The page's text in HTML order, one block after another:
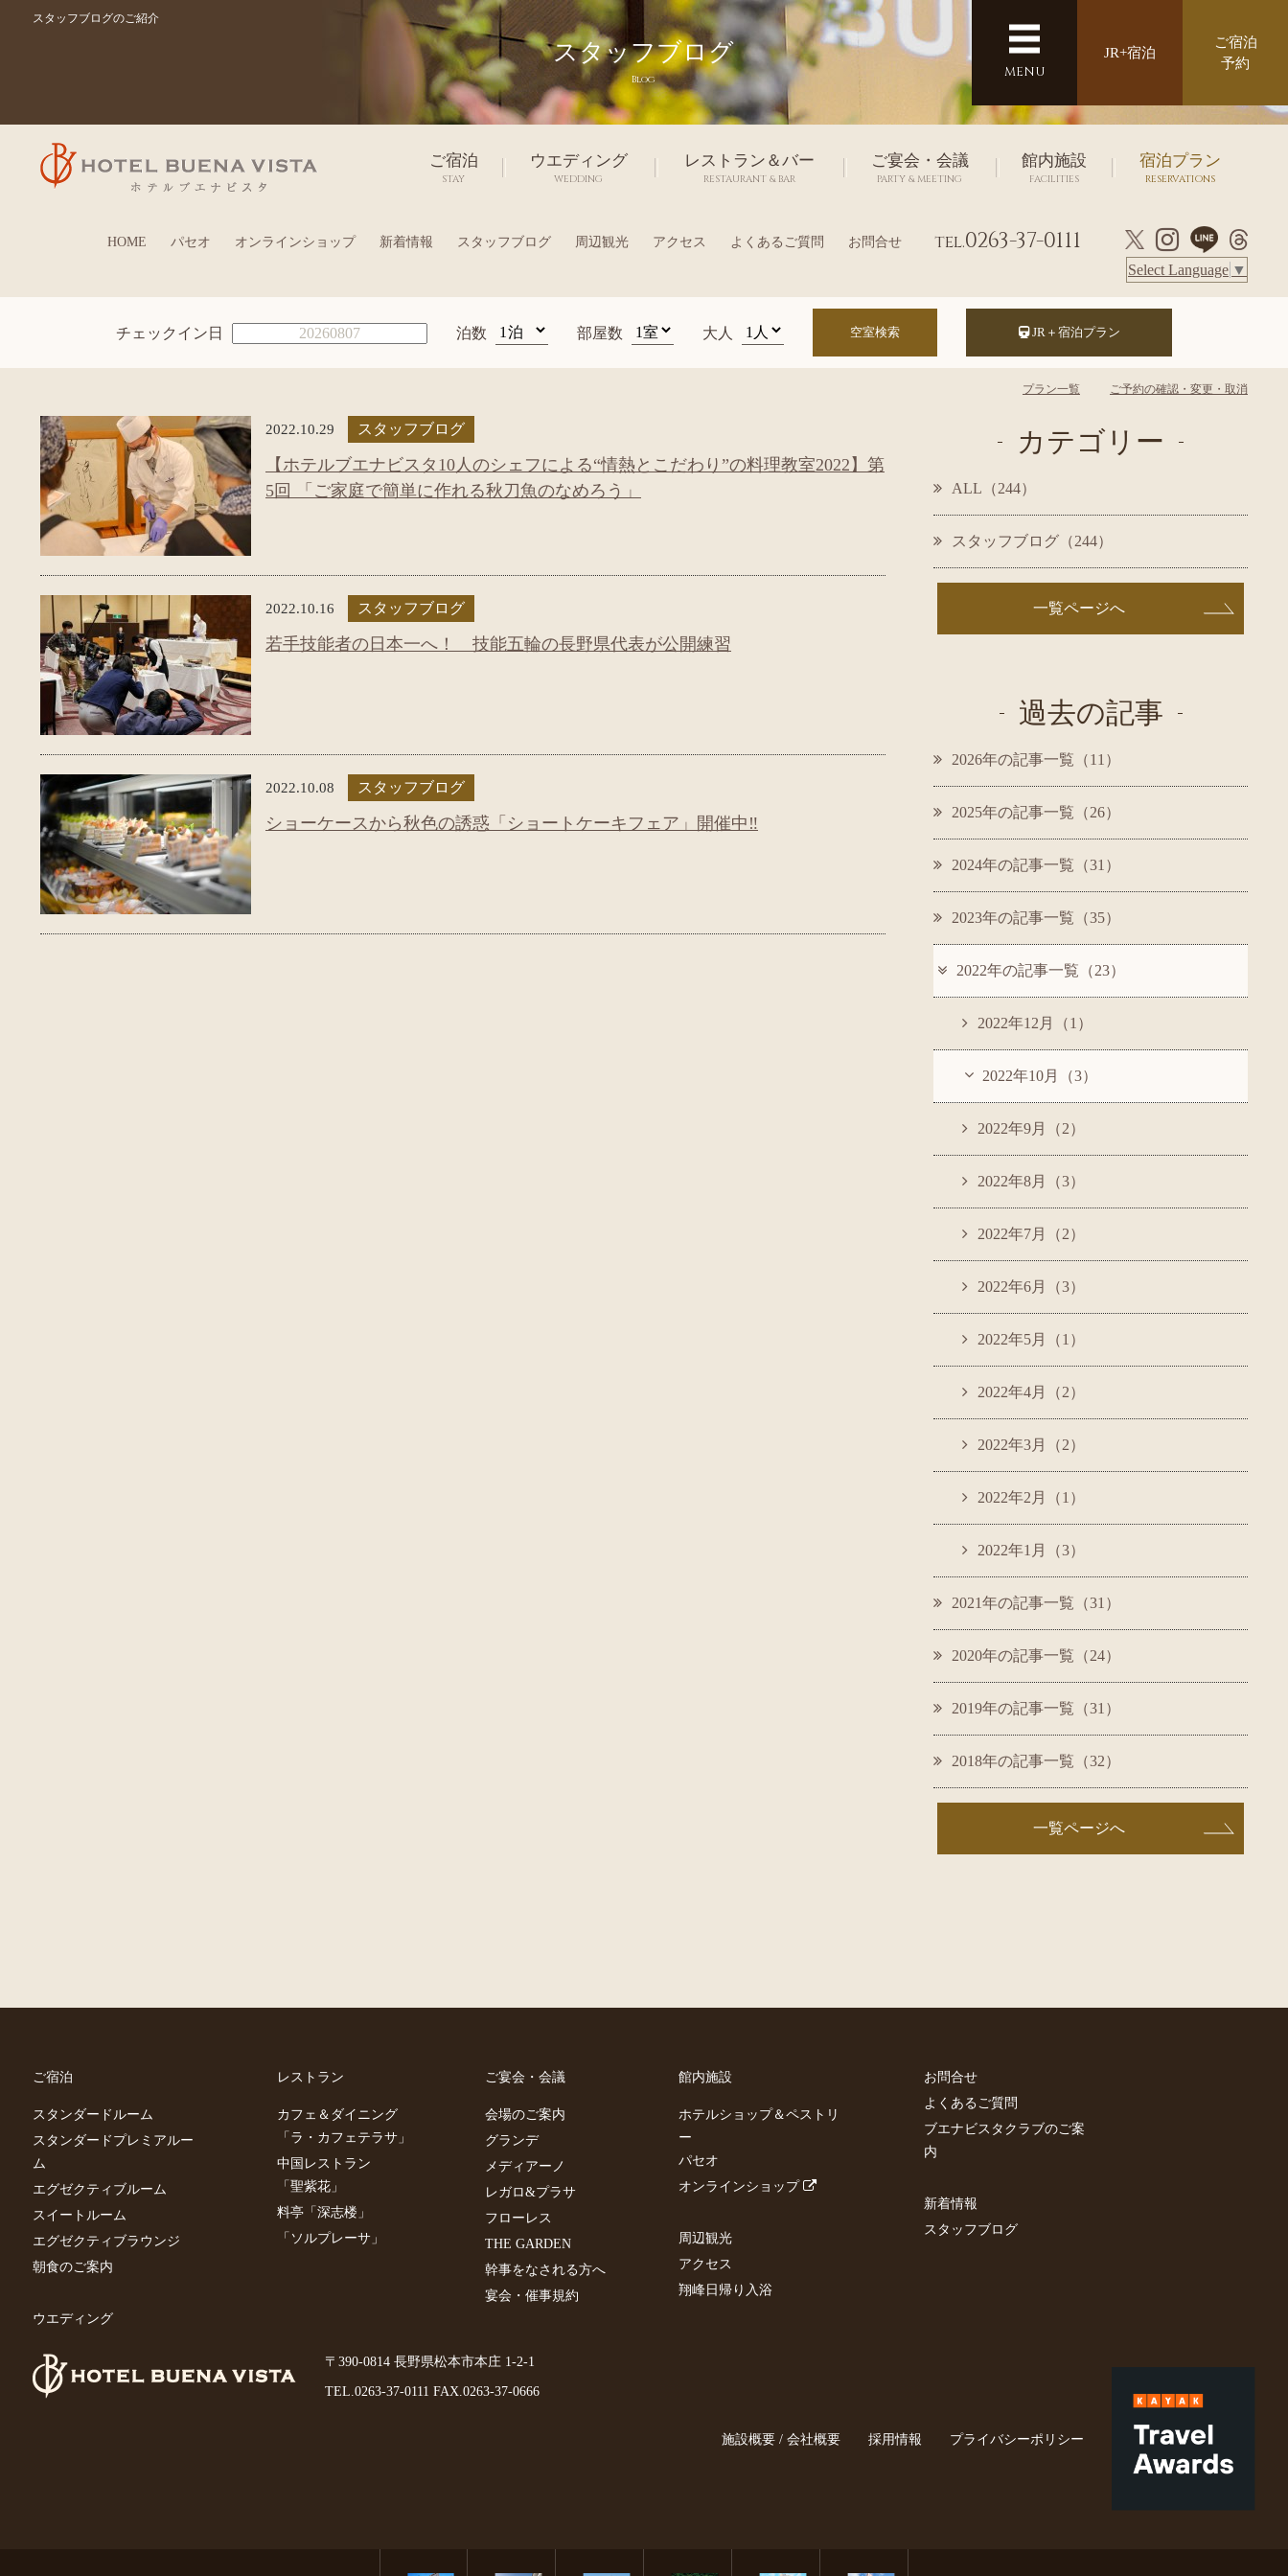
スタッフブログのご紹介
スタッフブログ
Blog
ご宿泊
STAY
ウエディング
WEDDING
レストラン＆バー
RESTAURANT & BAR
ご宴会・会議
PARTY & MEETING
館内施設
FACILITIES
宿泊プラン
RESERVATIONS
HOME パセオ オンラインショップ 新着情報 スタッフブログ 周辺観光 アクセス よくあるご質問 お問合せ tel.0263-37-0111
Select Language ▼
チェックイン日 泊数 部屋数 大人 JR＋宿泊プラン
プラン一覧 ご予約の確認・変更・取消
2022.10.29 スタッフブログ
【ホテルブエナビスタ10人のシェフによる“情熱とこだわり”の料理教室2022】第
5回 「ご家庭で簡単に作れる秋刀魚のなめろう」
2022.10.16 スタッフブログ
若手技能者の日本一へ！ 技能五輪の長野県代表が公開練習
2022.10.08 スタッフブログ
ショーケースから秋色の誘惑「ショートケーキフェア」開催中‼
カテゴリー
ALL（244）
スタッフブログ（244）
一覧ページへ
過去の記事
2026年の記事一覧（11）
2025年の記事一覧（26）
2024年の記事一覧（31）
2023年の記事一覧（35）
2022年の記事一覧（23）
2022年12月（1）
2022年10月（3）
2022年9月（2）
2022年8月（3）
2022年7月（2）
2022年6月（3）
2022年5月（1）
2022年4月（2）
2022年3月（2）
2022年2月（1）
2022年1月（3）
2021年の記事一覧（31）
2020年の記事一覧（24）
2019年の記事一覧（31）
2018年の記事一覧（32）
一覧ページへ
ご宿泊
スタンダードルーム
スタンダードプレミアルー
ム
エグゼクティブルーム
スイートルーム
エグゼクティブラウンジ
朝食のご案内
ウエディング
レストラン
カフェ＆ダイニング
「ラ・カフェテラサ」
中国レストラン
「聖紫花」
料亭「深志楼」
「ソルプレーサ」
ご宴会・会議
会場のご案内
グランデ
メディアーノ
レガロ&プラサ
フローレス
THE GARDEN
幹事をなされる方へ
宴会・催事規約
館内施設
ホテルショップ＆ペストリ
ー
パセオ
オンラインショップ
周辺観光
アクセス
翔峰日帰り入浴
お問合せ
よくあるご質問
ブエナビスタクラブのご案
内
新着情報
スタッフブログ
〒390-0814 長野県松本市本庄 1-2-1
TEL.0263-37-0111 FAX.0263-37-0666
施設概要 / 会社概要 採用情報 プライバシーポリシー
MENU
JR+宿泊
ご宿泊
予約